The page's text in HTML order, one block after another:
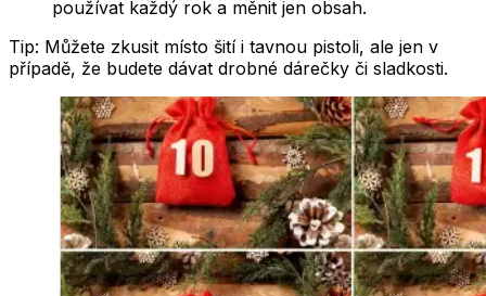
používat každý rok a měnit jen obsah.
Tip: Můžete zkusit místo šití i tavnou pistoli, ale jen v
případě, že budete dávat drobné dárečky či sladkosti.